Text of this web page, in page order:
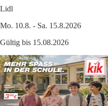
Lidl
Mo. 10.8. - Sa. 15.8.2026
Gültig bis 15.08.2026